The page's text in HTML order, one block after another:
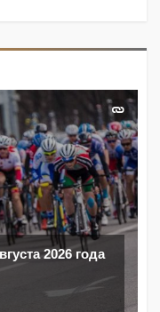
2026 года